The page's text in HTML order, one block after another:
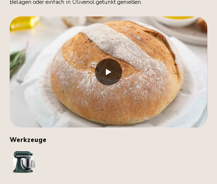
Werkzeuge
StandMixer
Belägen oder einfach in Olivenöl getunkt genießen.